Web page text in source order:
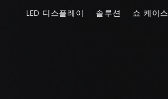
LED 디스플레이 솔루션 쇼 케이스